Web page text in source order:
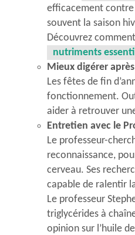
efficacement contre
souvent la saison
Découvrez
nutriments
Mieux digérer
Les fêtes de fin
fonctionnement.
aider à retrouver
Entretien avec le
Le professeur-
reconnaissance,
cerveau. Ses
capable de ralentir
Le professeur
triglycérides à
opinion sur l’huile